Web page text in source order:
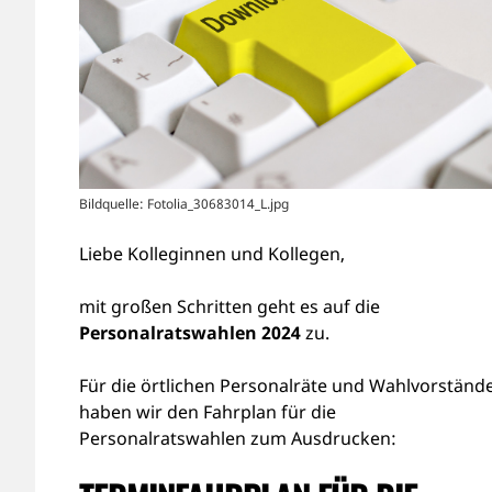
Bildquelle: Fotolia_30683014_L.jpg
Liebe Kolleginnen und Kollegen,
mit großen Schritten geht es auf die
Personalratswahlen 2024zu.
Für die örtlichen Personalräte und
haben wir den Fahrplan für die
Personalratswahlen zum Ausdrucken: